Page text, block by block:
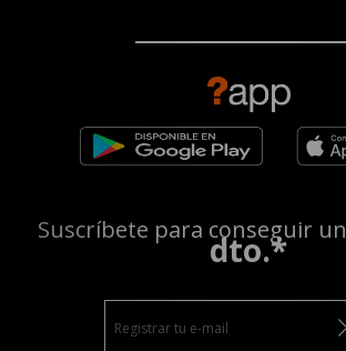
Suscríbete para conseguir un
dto.*